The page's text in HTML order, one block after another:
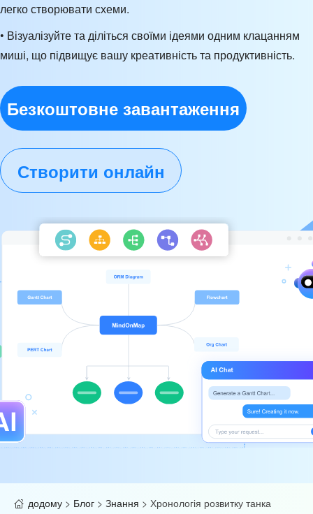
легко створювати схеми.
• Візуалізуйте та діліться своїми ідеями одним клацанням
миші, що підвищує вашу креативність та продуктивність.
Безкоштовне завантаження
Створити онлайн
додому > Блог > Знання > Хронологія розвитку танка